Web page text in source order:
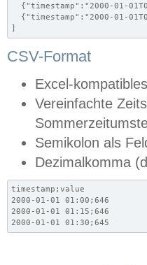
{"timestamp":"2000-01-
{"timestamp":"2000-01-
]
CSV-Format
Excel-
Vereinfachte
Semikolon als
Dezimalkomma
timestamp;value
2000-01-01 01:00;646
2000-01-01 01:15;646
2000-01-01 01:30;645